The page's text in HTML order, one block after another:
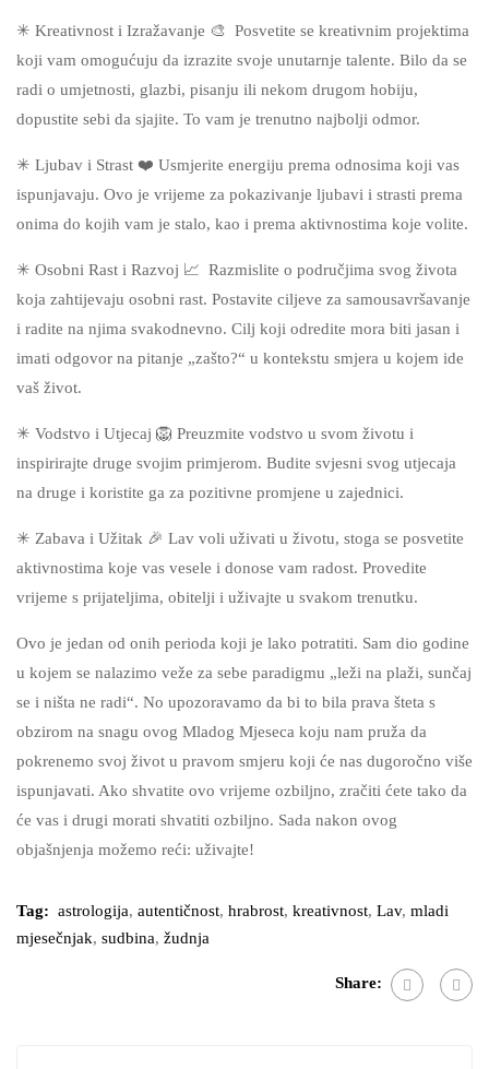
✳ Kreativnost i Izražavanje 🎨 Posvetite se kreativnim projektima
koji vam omogućuju da izrazite svoje unutarnje talente. Bilo da se
radi o umjetnosti, glazbi, pisanju ili nekom drugom hobiju,
dopustite sebi da sjajite. To vam je trenutno najbolji odmor.
✳ Ljubav i Strast ❤️ Usmjerite energiju prema odnosima koji vas
ispunjavaju. Ovo je vrijeme za pokazivanje ljubavi i strasti prema
onima do kojih vam je stalo, kao i prema aktivnostima koje volite.
✳ Osobni Rast i Razvoj 📈 Razmislite o područjima svog života
koja zahtijevaju osobni rast. Postavite ciljeve za samousavršavanje
i radite na njima svakodnevno. Cilj koji odredite mora biti jasan i
imati odgovor na pitanje „zašto?“ u kontekstu smjera u kojem ide
vaš život.
✳ Vodstvo i Utjecaj 🦁 Preuzmite vodstvo u svom životu i
inspirirajte druge svojim primjerom. Budite svjesni svog utjecaja
na druge i koristite ga za pozitivne promjene u zajednici.
✳ Zabava i Užitak 🎉 Lav voli uživati u životu, stoga se posvetite
aktivnostima koje vas vesele i donose vam radost. Provedite
vrijeme s prijateljima, obitelji i uživajte u svakom trenutku.
Ovo je jedan od onih perioda koji je lako potratiti. Sam dio godine
u kojem se nalazimo veže za sebe paradigmu „leži na plaži, sunčaj
se i ništa ne radi“. No upozoravamo da bi to bila prava šteta s
obzirom na snagu ovog Mladog Mjeseca koju nam pruža da
pokrenemo svoj život u pravom smjeru koji će nas dugoročno više
ispunjavati. Ako shvatite ovo vrijeme ozbiljno, zračiti ćete tako da
će vas i drugi morati shvatiti ozbiljno. Sada nakon ovog
objašnjenja možemo reći: uživajte!
Tag: astrologija, autentičnost, hrabrost, kreativnost, Lav, mladi
mjesečnjak, sudbina, žudnja
Share: